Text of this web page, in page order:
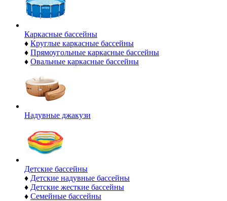
Каркасные бассейны
♦ Круглые каркасные бассейны
♦ Прямоугольные каркасные бассейны
♦ Овальные каркасные бассейны
Надувные джакузи
Детские бассейны
♦ Детские надувные бассейны
♦ Детские жесткие бассейны
♦ Семейные бассейны